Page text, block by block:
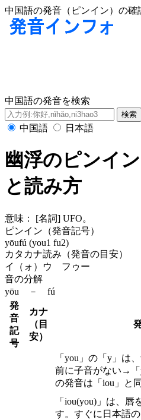
中国語の発音（ピンイン）の確
中国語の発音を検索
中国語 日本語
幽浮のピンイン
と読み方
意味：
[名詞] UFO。
ピンイン（発音記号）
yōufú (you1 fu2)
カタカナ読み（発音の目安）
イ（ォ）ウ フゥー
音の分解
yōu － fú
発
音
記
号
カナ
（目
安）
「you」の「y」は
前に子音がない→
の発音は「iou」と同
「iou(you)」は、
す。すぐに日本語